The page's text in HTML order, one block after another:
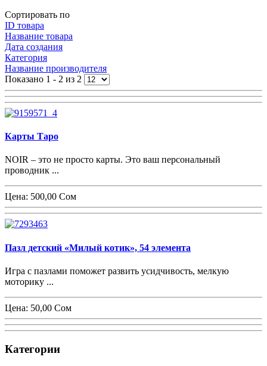
Сортировать по
ID товара
Название товара
Дата создания
Категория
Название производителя
Показано 1 - 2 из 2
Карты Таро
NOIR – это не просто карты. Это ваш персональный
проводник ...
Цена: 500,00 Сом
Пазл детский «Милый котик», 54 элемента
Игра с пазлами поможет развить усидчивость, мелкую
моторику ...
Цена: 50,00 Сом
Категории